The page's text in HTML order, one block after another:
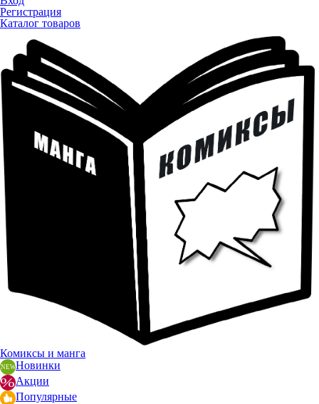
Регистрация
Каталог товаров
Комиксы и манга
Новинки
Акции
Популярные